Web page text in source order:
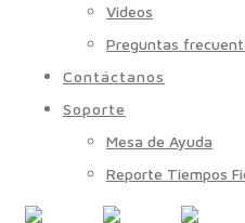
Videos
Preguntas
Contáctanos
Soporte
Mesa de Ayuda
Reporte Tiempos